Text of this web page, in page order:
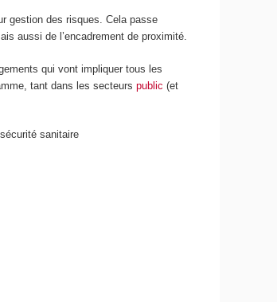
gestion des risques. Cela passe
aussi de l’encadrement de proximité.
qui vont impliquer tous les
tant dans les secteurspublic (et
sanitaire